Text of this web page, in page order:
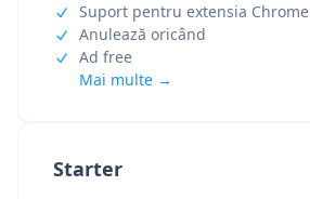
Starter
Suport pentru extensia Chrome
Anulează oricând
Ad free
Mai multe →